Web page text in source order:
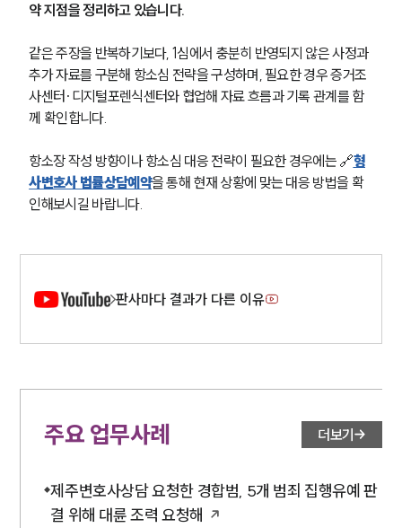
약 지점을 정리하고 있습니다.
같은 주장을 반복하기보다, 1심에서 충분히 반영되지 않은 사정과
추가 자료를 구분해 항소심 전략을 구성하며, 필요한 경우 증거조
사센터·디지털포렌식센터와 협업해 자료 흐름과 기록 관계를 함
께 확인합니다.
항소장 작성 방향이나 항소심 대응 전략이 필요한 경우에는 🔗형
사변호사 법률상담예약을 통해 현재 상황에 맞는 대응 방법을 확
인해보시길 바랍니다.
판사마다 결과가 다른 이유
주요 업무사례 더보기
제주변호사상담 요청한 경합범, 5개 범죄 집행유예 판
결 위해 대륜 조력 요청해